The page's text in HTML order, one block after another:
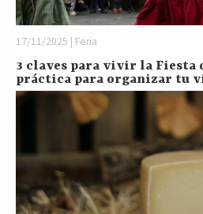
17/11/2025 | Feria
3 claves para vivir la Fiesta
práctica para organizar tu